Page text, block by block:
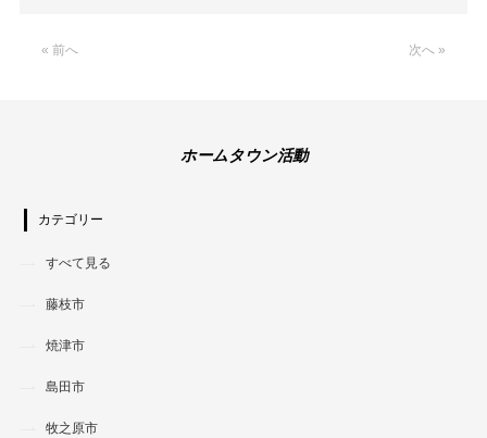
« 前へ 次へ »
ホームタウン活動
カテゴリー
すべて見る
藤枝市
焼津市
島田市
牧之原市